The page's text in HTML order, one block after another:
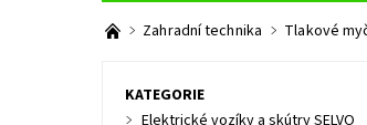
O NÁS
JAK NAKUPOVAT
Zahradní technika Tlakové
KATEGORIE
Elektrické vozíky a skútry SELVO